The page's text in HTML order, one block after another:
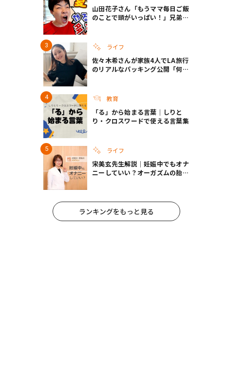
山田花子さん「もうママ毎日ご飯
のことで頭がいっぱい！」兄弟夏
ライフ
佐々木希さんが家族4人でLA旅行
のリアルなパッキング公開「何が
教育
「る」から始まる言葉｜しりと
り・クロスワードで使える言葉集
ライフ
宋美玄先生解説｜妊娠中でもオナ
ニーしていい？オーガズムの胎児
ランキングをもっと見る